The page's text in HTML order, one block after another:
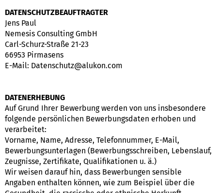
DATENSCHUTZBEAUFTRAGTER
Jens Paul
Nemesis Consulting GmbH
Carl-Schurz-Straße 21-23
66953 Pirmasens
E-Mail: Datenschutz@alukon.com
DATENERHEBUNG
Auf Grund Ihrer Bewerbung werden von uns insbesondere
folgende persönlichen Bewerbungsdaten erhoben und
verarbeitet:
Vorname, Name, Adresse, Telefonnummer, E-Mail,
Bewerbungsunterlagen (Bewerbungsschreiben, Lebenslauf,
Zeugnisse, Zertifikate, Qualifikationen u. ä.)
Wir weisen darauf hin, dass Bewerbungen sensible
Angaben enthalten können, wie zum Beispiel über die